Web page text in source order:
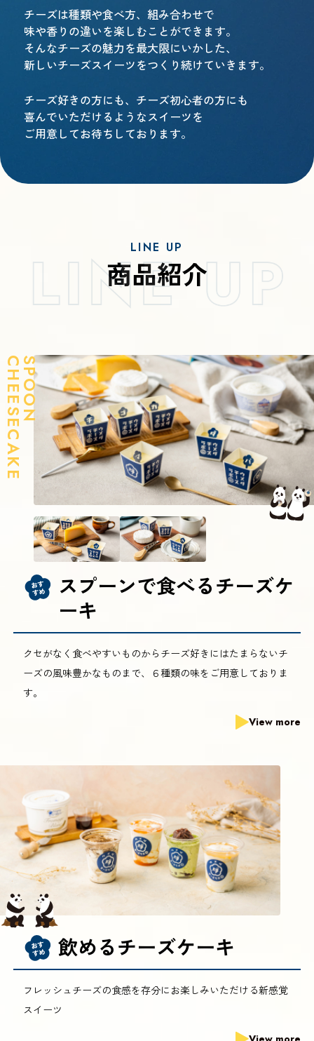
チーズは種類や食べ方、組み合わせで
味や香りの違いを楽しむことができます。
そんなチーズの魅力を最大限にいかした、
新しいチーズスイーツをつくり続けていきます。
チーズ好きの方にも、チーズ初心者の方にも
喜んでいただけるようなスイーツを
ご用意してお待ちしております。
商品紹介
SPOON
CHEESECAKE
スプーンで食べるチーズケ
ーキ
クセがなく食べやすいものからチーズ好きにはたまらないチ
ーズの風味豊かなものまで、６種類の味をご用意しておりま
す。
View more
飲めるチーズケーキ
フレッシュチーズの食感を存分にお楽しみいただける新感覚
スイーツ